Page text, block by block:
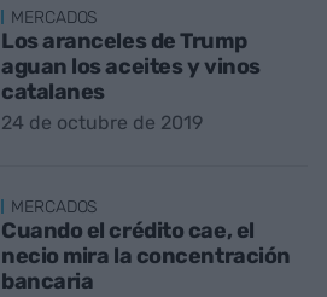
MERCADOS
Los aranceles de Trump
aguan los aceites y vinos
catalanes
24 de octubre de 2019
MERCADOS
Cuando el crédito cae, el
necio mira la concentración
bancaria